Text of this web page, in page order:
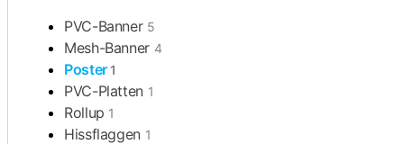
PVC-Banner 5
Mesh-Banner 4
Poster1
PVC-Platten 1
Rollup 1
Hissflaggen 1